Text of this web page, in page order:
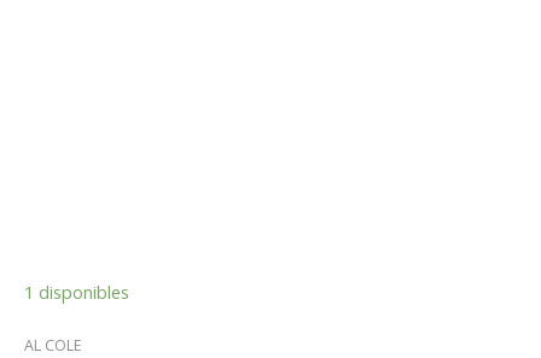
1 disponibles
AL COLE